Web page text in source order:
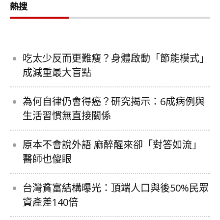
熱搜
吃太少反而更難瘦？身體啟動「節能模式」
成減重最大盲點
為何自律仍會得癌？研究揭示：6成病例與
生活習慣無直接關係
原本不會說外語 麻醉醒來卻「對答如流」
醫師也傻眼
台灣貧富結構曝光：頂端人口與後50%民眾
資產差140倍